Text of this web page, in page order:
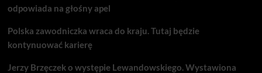
odpowiada na głośny apel
Polska zawodniczka wraca do kraju. Tutaj będzie
kontynuować karierę
Jerzy Brzęczek o występie Lewandowskiego. Wystawiona